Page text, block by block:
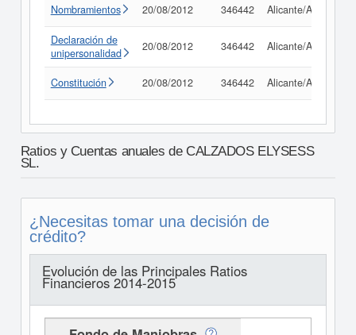
Nombramientos 20/08/2012 346442 Alicante/Alacant
Declaración de
unipersonalidad
20/08/2012 346442 Alicante/Alacant
Constitución 20/08/2012 346442 Alicante/Alacant
Ratios y Cuentas anuales de CALZADOS ELYSESS
SL.
¿Necesitas tomar una decisión de
crédito?
Evolución de las Principales Ratios
Financieros 2014-2015